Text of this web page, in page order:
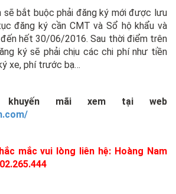
sẽ bắt buộc phải đăng ký mới được lưu
đăng ký cần CMT và Sổ hộ khẩu và
hết 30/06/2016. Sau thời điểm trên
ký sẽ phải chịu các chi phí như tiền
xe, phí trước bạ…
khuyến mãi xem tại web
mắc vui lòng liên hệ: Hoàng Nam